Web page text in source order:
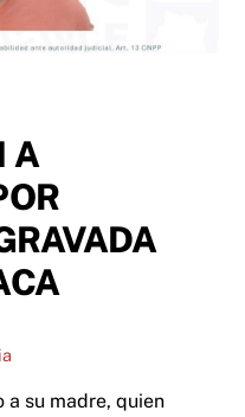
A
a su madre, quien